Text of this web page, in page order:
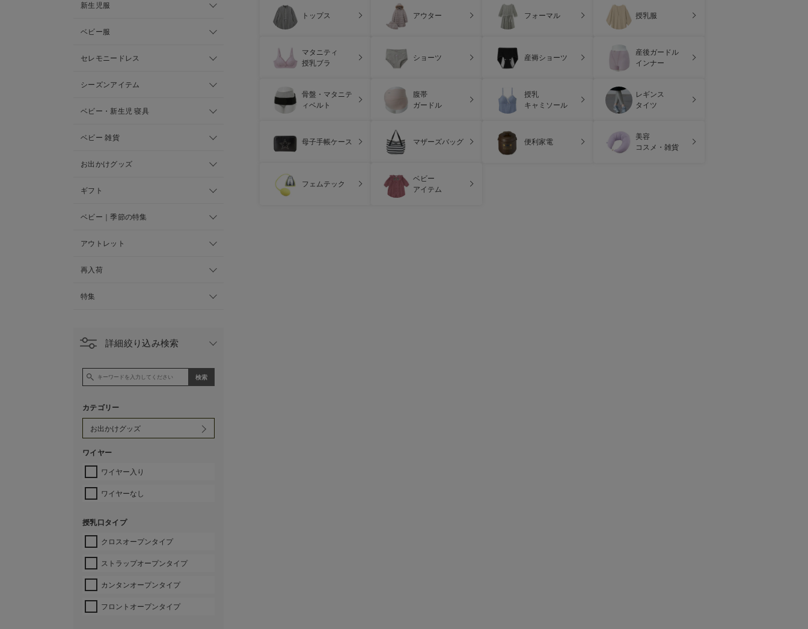
新生児服
ベビー服
セレモニードレス
シーズンアイテム
ベビー・新生児 寝具
ベビー 雑貨
お出かけグッズ
ギフト
ベビー｜季節の特集
アウトレット
再入荷
特集
詳細絞り込み検索
カテゴリー
ワイヤー
ワイヤー入り
ワイヤーなし
授乳口タイプ
クロスオープンタイプ
ストラップオープンタイプ
カンタンオープンタイプ
フロントオープンタイプ
トップス アウター フォーマル 授乳服
マタニティ
授乳ブラ
ショーツ 産褥ショーツ
産後ガードル
インナー
骨盤・マタニテ
ィベルト
腹帯
ガードル
授乳
キャミソール
レギンス
タイツ
母子手帳ケース マザーズバッグ 便利家電
美容
コスメ・雑貨
フェムテック
ベビー
アイテム